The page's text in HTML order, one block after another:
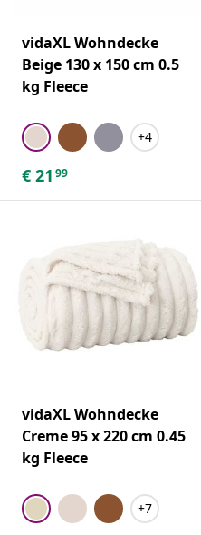
vidaXL Wohndecke
Beige 130 x 150 cm 0.5
kg Fleece
+4
€ 21 99
vidaXL Wohndecke
Creme 95 x 220 cm 0.45
kg Fleece
+7